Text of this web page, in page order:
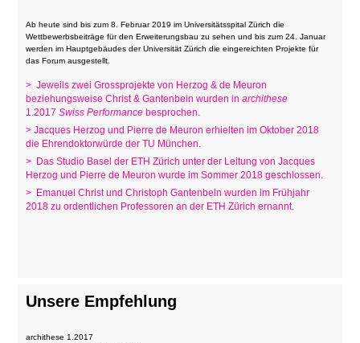
Ab heute sind bis zum 8. Februar 2019 im Universitätsspital Zürich die
Wettbewerbsbeiträge für den Erweiterungsbau zu sehen und bis zum 24. Januar
werden imHauptgebäudes der Universität Zürich die eingereichten Projekte für
das Forum ausgestellt.
> Jeweils zwei Grossprojekte von Herzog & de Meuron
beziehungsweise Christ & Gantenbein wurden inarchithese
1.2017Swiss Performance besprochen.
> Jacques Herzog und Pierre de Meuron erhielten im Oktober 2018
die Ehrendoktorwürde der TU München.
> Das Studio Basel der ETH Zürich unter der Leitung von Jacques
Herzog und Pierre de Meuron wurde im Sommer 2018 geschlossen.
> Emanuel Christ und Christoph Gantenbein wurden im Frühjahr
2018 zu ordentlichen Professoren an der ETH Zürich ernannt.
Unsere Empfehlung
archithese 1.2017